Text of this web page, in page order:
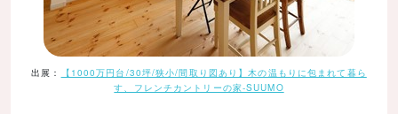
出展：
【1000万円台/30坪/狭小/間取り図あり】木の温もりに包まれて暮ら
す、フレンチカントリーの家-SUUMO